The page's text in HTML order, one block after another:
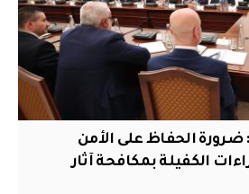
الحفاظ على الأمن
الكفيلة بمكافحة آثار